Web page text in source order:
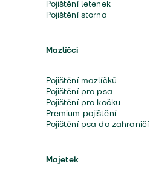
Pojištění letenek
Pojištění storna
Mazlíčci
Pojištění mazlíčků
Pojištění pro psa
Pojištění pro kočku
Premium pojištění
Pojištění psa do zahraničí
Majetek